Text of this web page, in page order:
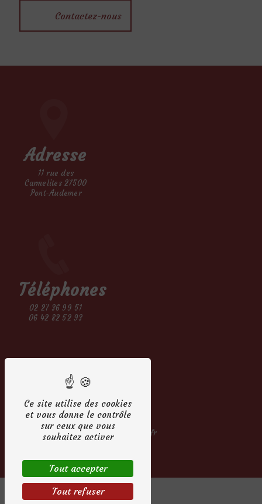
Contactez-nous
Adresse
11 rue des
Carmelites 27500
Pont-Audemer
Téléphones
02 27 36 99 51
06 42 82 52 93
E-mail
contact@robedemarieepontaudemer.fr
Ce site utilise des cookies
et vous donne le contrôle
sur ceux que vous
souhaitez activer
Tout accepter
Tout refuser